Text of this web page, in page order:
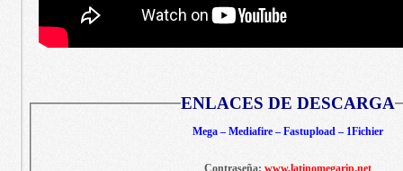
ENLACES DE DESCARGA
Mega – Mediafire – Fastupload – 1Fichier
Contraseña: www.latinomegarip.net